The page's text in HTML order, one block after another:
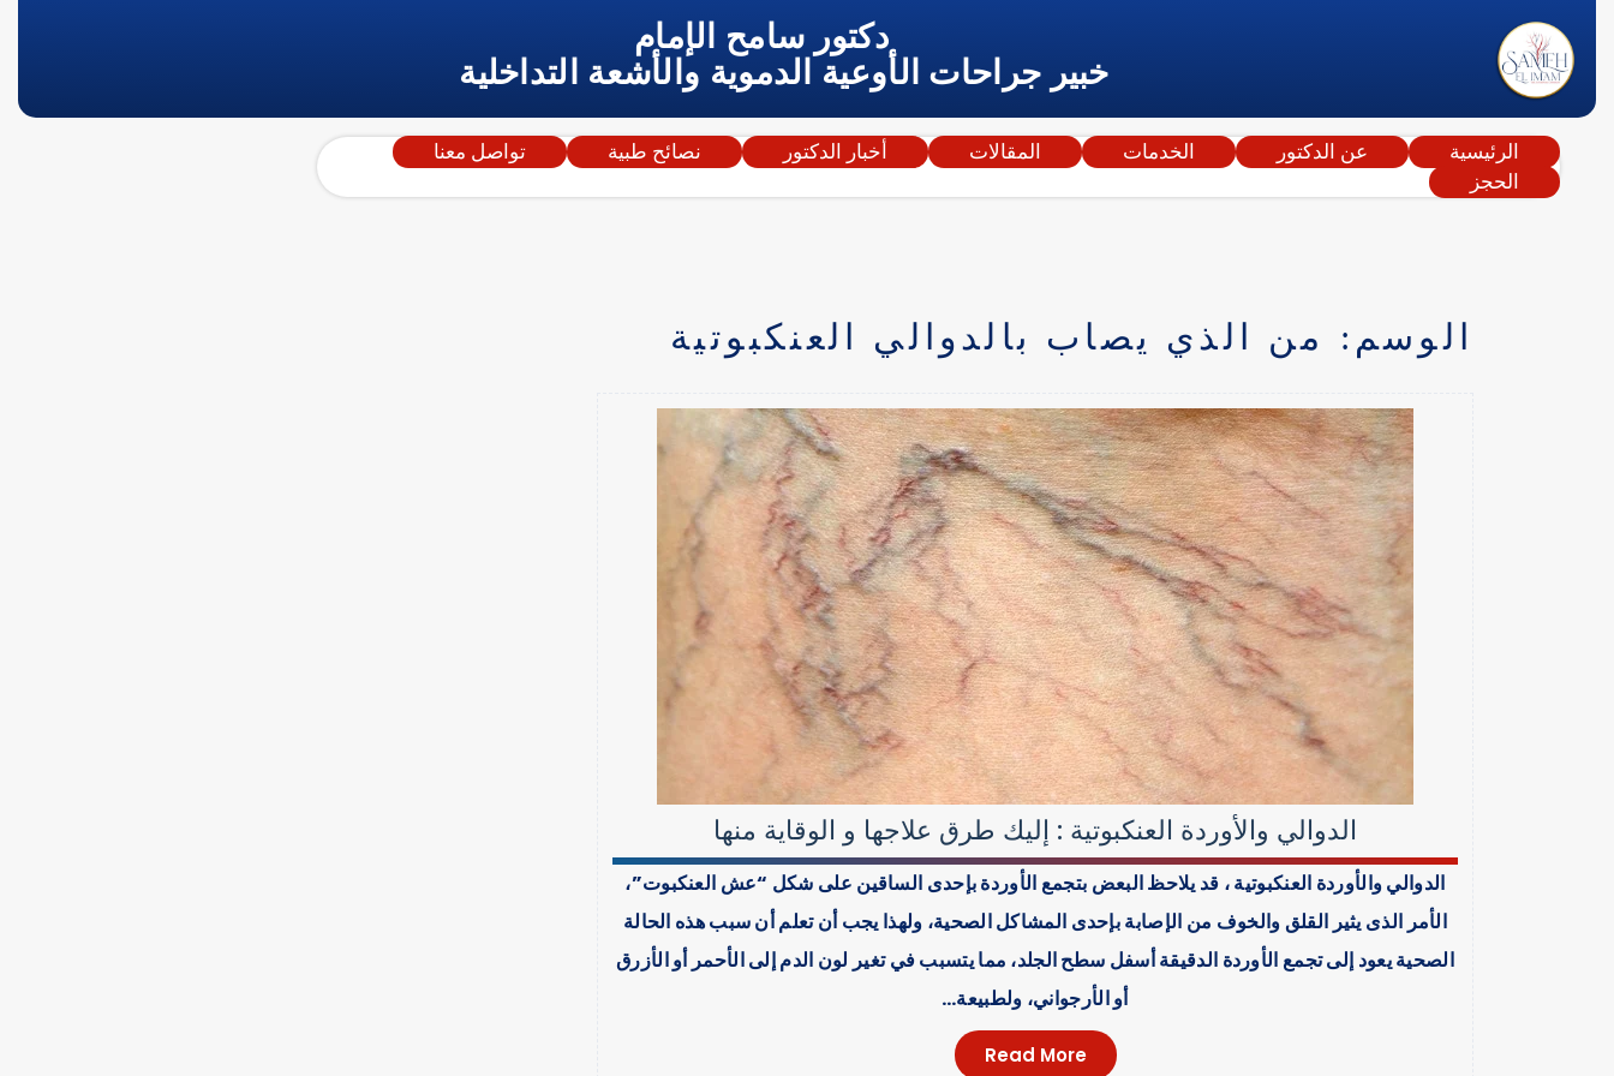
دكتور سامح الإمام
خبير جراحات الأوعية الدموية والأشعة التداخلية
الرئيسية عن الدكتور الخدمات المقالات أخبار الدكتور نصائح طبية
تواصل معنا
الحجز
الوسم: من الذي يصاب بالدوالي العنكبوتية
الدوالي والأوردة العنكبوتية : إليك طرق علاجها و الوقاية منها
الدوالي والأوردة العنكبوتية ، قد يلاحظ البعض بتجمع الأوردة بإحدى الساقين على شكل “عش العنكبوت”،
الأمر الذى يثير القلق والخوف من الإصابة بإحدى المشاكل الصحية، ولهذا يجب أن تعلم أن سبب هذه الحالة
الصحية يعود إلى تجمع الأوردة الدقيقة أسفل سطح الجلد، مما يتسبب في تغير لون الدم إلى الأحمر أو الأزرق
أو الأرجواني، ولطبيعة…
Read More